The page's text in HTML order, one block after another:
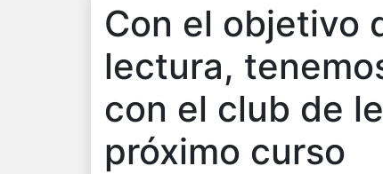
Con el objetivo
lectura,
con el club de
próximo curso